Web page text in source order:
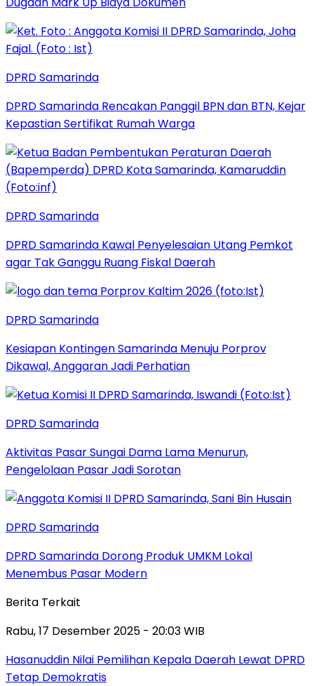
DPRD Samarinda
DPRD Samarinda Rencakan Panggil BPN dan BTN, Kejar
Kepastian Sertifikat Rumah Warga
DPRD Samarinda
DPRD Samarinda Kawal Penyelesaian Utang Pemkot
agar Tak Ganggu Ruang Fiskal Daerah
DPRD Samarinda
Kesiapan Kontingen Samarinda Menuju Porprov
Dikawal, Anggaran Jadi Perhatian
DPRD Samarinda
Aktivitas Pasar Sungai Dama Lama Menurun,
Pengelolaan Pasar Jadi Sorotan
DPRD Samarinda
DPRD Samarinda Dorong Produk UMKM Lokal
Menembus Pasar Modern
Berita Terkait
Rabu, 17 Desember 2025 - 20:03 WIB
Hasanuddin Nilai Pemilihan Kepala Daerah Lewat DPRD
Tetap Demokratis